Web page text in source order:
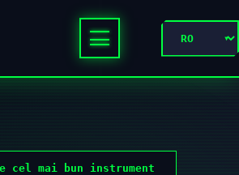
cel mai bun instrument